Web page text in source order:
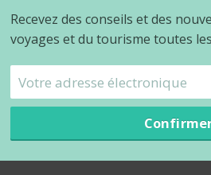
Recevez des conseils et des
voyages et du tourisme toutes